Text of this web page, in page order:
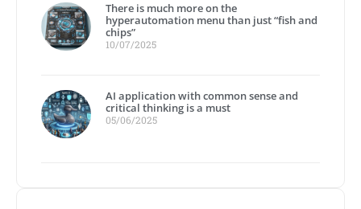
There is much more on the
hyperautomation menu than just “fish and
chips”
10/07/2025
AI application with common sense and
critical thinking is a must
05/06/2025